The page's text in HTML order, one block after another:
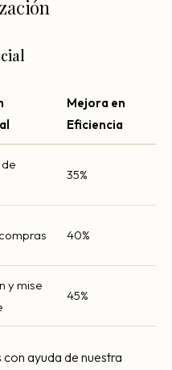
Mejora en
Eficiencia
35%
40%
y mise
45%
ayuda de nuestra